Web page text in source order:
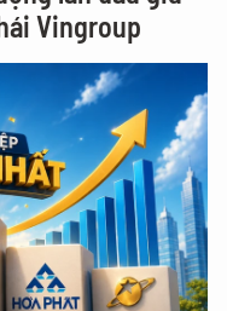
Vingroup